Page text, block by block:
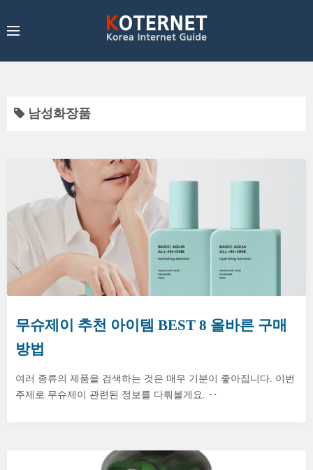
남성화장품
무슈제이 추천 아이템 BEST 8 올바른 구매
방법
여러 종류의 제품을 검색하는 것은 매우 기분이 좋아집니다. 이번
주제로 무슈제이 관련된 정보를 다뤄볼게요. ‥